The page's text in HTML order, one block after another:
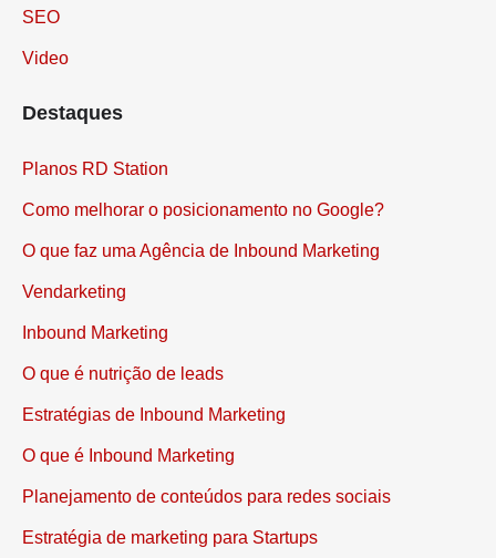
SEO
Video
Destaques
Planos RD Station
Como melhorar o posicionamento no Google?
O que faz uma Agência de Inbound Marketing
Vendarketing
Inbound Marketing
O que é nutrição de leads
Estratégias de Inbound Marketing
O que é Inbound Marketing
Planejamento de conteúdos para redes sociais
Estratégia de marketing para Startups